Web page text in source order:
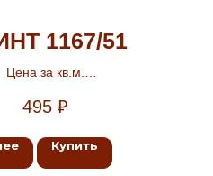
1167/51
Цена за кв.м.
495 ₽
Купить